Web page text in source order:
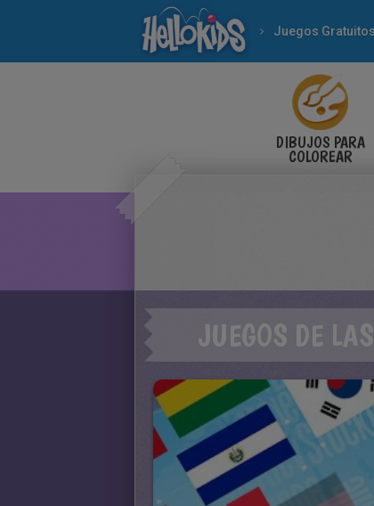
Juegos Gratuitos
DIBUJOS PARA
COLOREAR
JUEGOS DE